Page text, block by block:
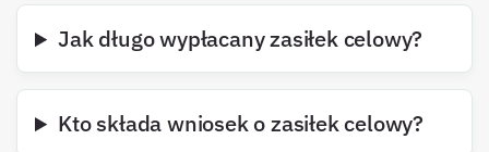
Jak długo wypłacany zasiłek celowy?
Kto składa wniosek o zasiłek celowy?